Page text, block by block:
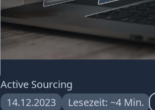
Active Sourcing
14.12.2023
Lesezeit: ~4 Min.